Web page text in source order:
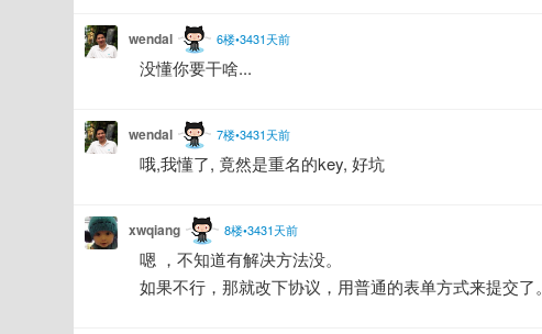
wendal 6楼•3431天前
没懂你要干啥...
wendal 7楼•3431天前
哦,我懂了, 竟然是重名的key, 好坑
xwqiang 8楼•3431天前
嗯 ，不知道有解决方法没。
如果不行，那就改下协议，用普通的表单方式来提交了。